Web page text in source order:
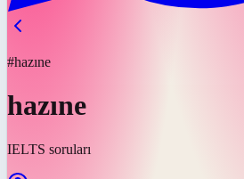
#hazıne
hazıne
IELTS soruları